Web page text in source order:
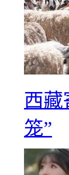
西藏
笼”